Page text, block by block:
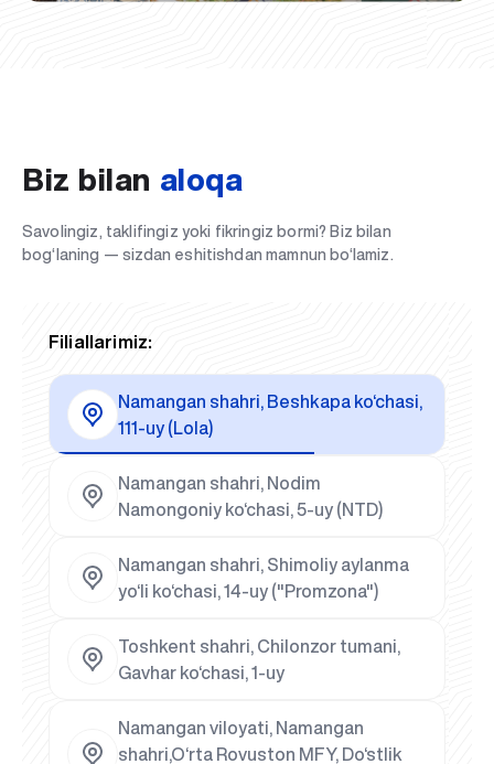
Biz bilan aloqa
Savolingiz, taklifingiz yoki fikringiz bormi? Biz bilan
bog‘laning — sizdan eshitishdan mamnun bo‘lamiz.
Filiallarimiz:
Namangan shahri, Beshkapa ko‘chasi,
111-uy (Lola)
Namangan shahri, Nodim
Namongoniy ko‘chasi, 5-uy (NTD)
Namangan shahri, Shimoliy aylanma
yo‘li ko‘chasi, 14-uy ("Promzona")
Toshkent shahri, Chilonzor tumani,
Gavhar ko‘chasi, 1-uy
Namangan viloyati, Namangan
shahri,O‘rta Rovuston MFY, Do‘stlik